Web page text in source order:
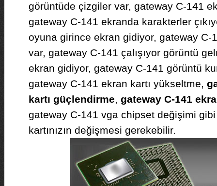
görüntüde çizgiler var, gateway C-141
gateway C-141 ekranda karakterler
oyuna girince ekran gidiyor, gateway C-
var, gateway C-141 çalışıyor görüntü
ekran gidiyor, gateway C-141 görüntü
gateway C-141 ekran kartı yükseltme,
kartı güçlendirme, gateway C-141
gateway C-141 vga chipset değişimi
kartınızın değişmesi gerekebilir.